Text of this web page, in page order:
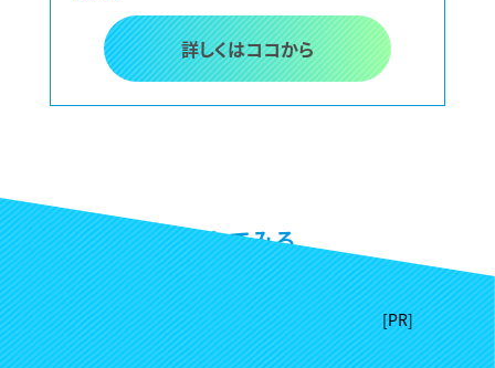
詳しくはココから
掲載リクエストしてみる